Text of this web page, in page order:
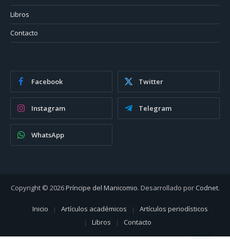
Libros
Contacto
Facebook Twitter
Instagram Telegram
WhatsApp
Copyright © 2026Príncipe del Manicomio. Desarrollado por Codnet.
Inicio Artículos académicos
Artículos periodísticos
Libros
Contacto